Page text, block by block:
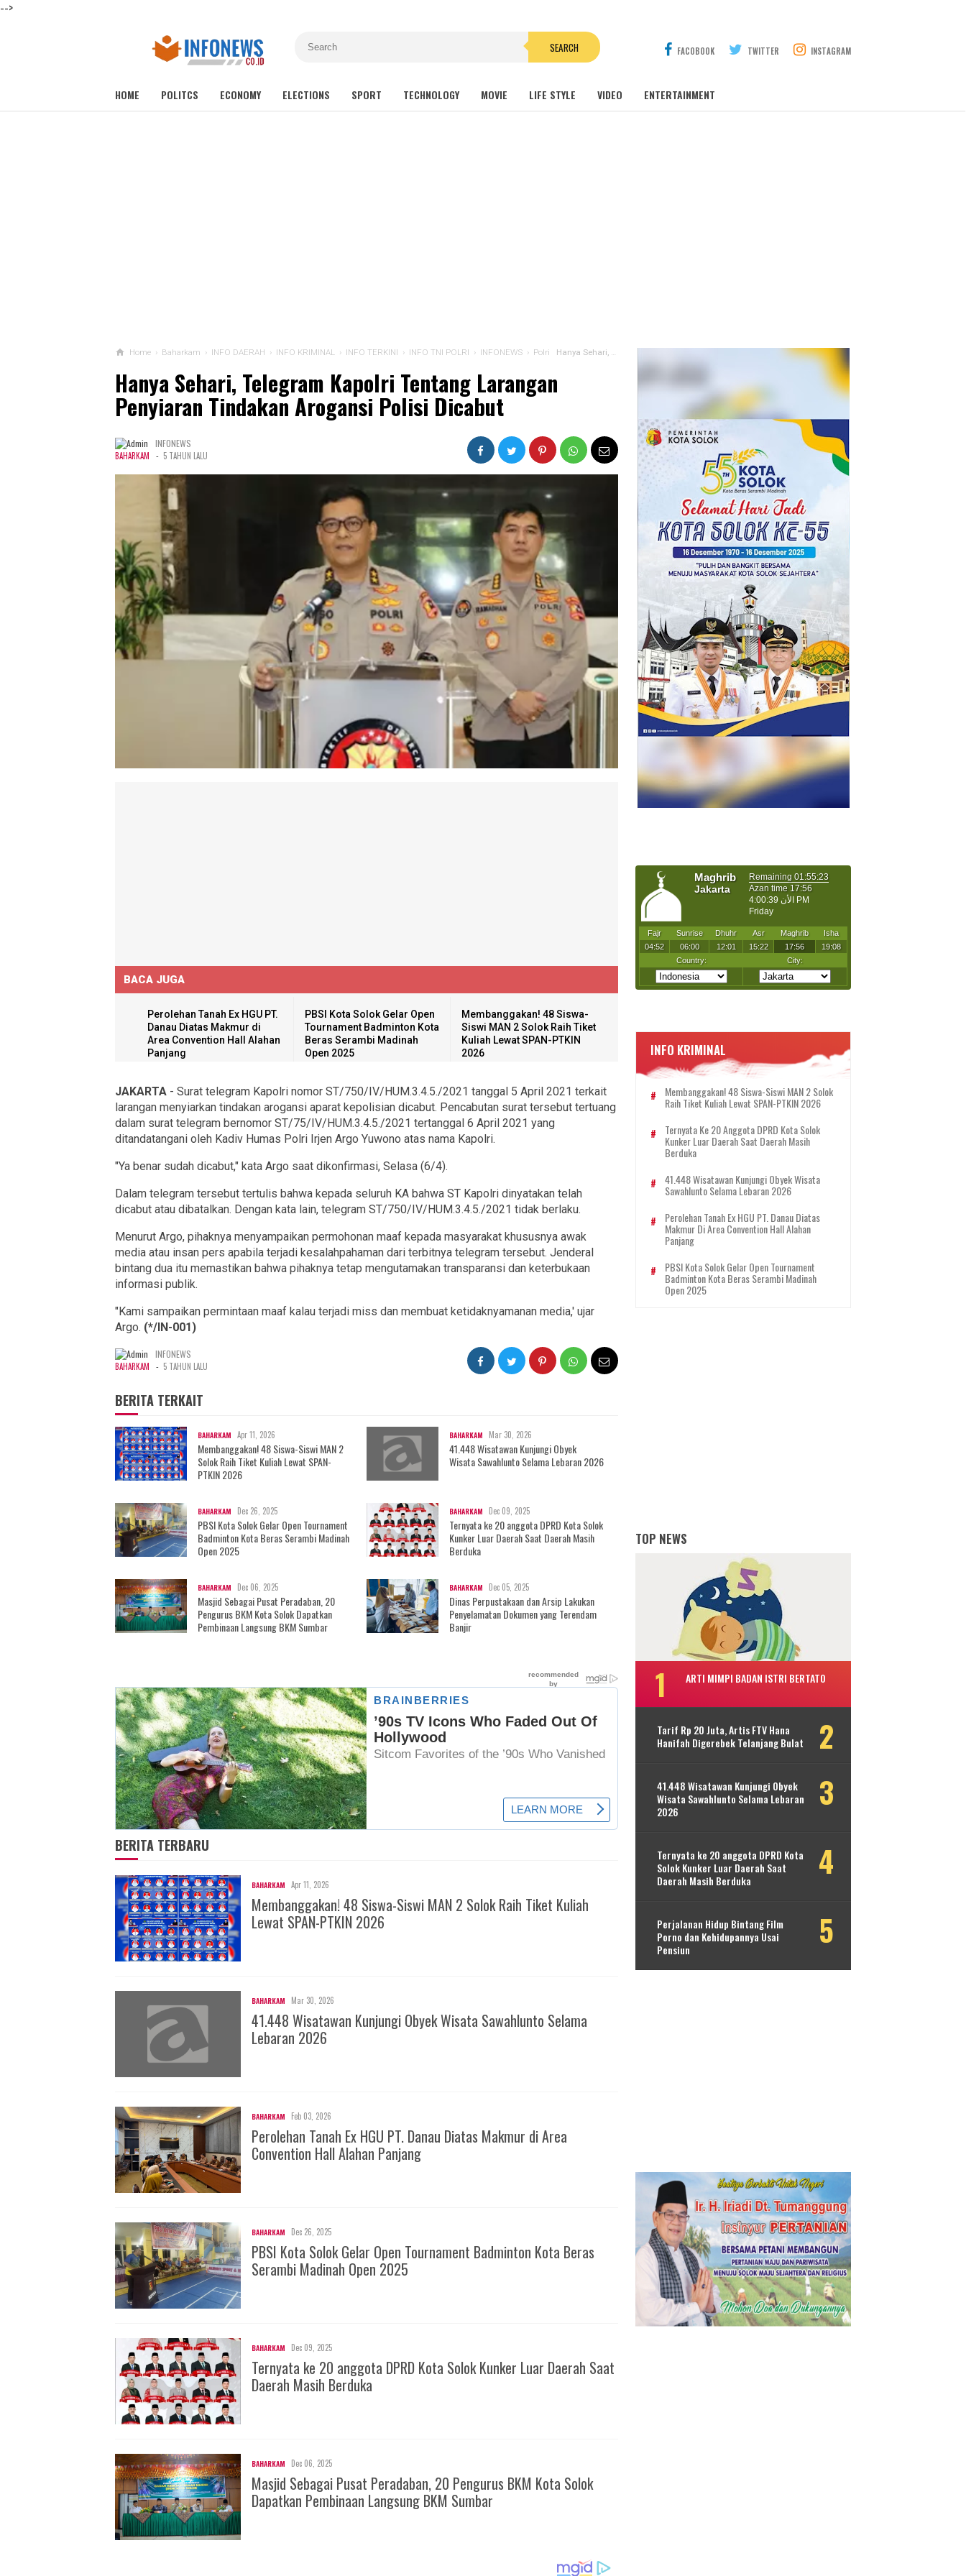
-->
SEARCH FACOBOOK TWITTER INSTAGRAM
HOME POLITCS ECONOMY ELECTIONS SPORT TECHNOLOGY MOVIE LIFE STYLE VIDEO ENTERTAINMENT
Home › Baharkam › INFO DAERAH › INFO KRIMINAL › INFO TERKINI › INFO TNI POLRI › INFONEWS › Polri Hanya Sehari, Telegram Kapolri Tentang Larangan Penyiaran Tindakan Arogansi Polisi Dicabut
Hanya Sehari, Telegram Kapolri Tentang Larangan
Penyiaran Tindakan Arogansi Polisi Dicabut
INFONEWS
BAHARKAM - 5 TAHUN LALU
BACA JUGA
Perolehan Tanah Ex HGU PT.
Danau Diatas Makmur di
Area Convention Hall Alahan
Panjang
PBSI Kota Solok Gelar Open
Tournament Badminton Kota
Beras Serambi Madinah
Open 2025
Membanggakan! 48 Siswa-
Siswi MAN 2 Solok Raih Tiket
Kuliah Lewat SPAN-PTKIN
2026
JAKARTA - Surat telegram Kapolri nomor ST/750/IV/HUM.3.4.5./2021 tanggal 5 April 2021 terkait
larangan menyiarkan tindakan arogansi aparat kepolisian dicabut. Pencabutan surat tersebut tertuang
dalam surat telegram bernomor ST/75/IV/HUM.3.4.5./2021 tertanggal 6 April 2021 yang
ditandatangani oleh Kadiv Humas Polri Irjen Argo Yuwono atas nama Kapolri.
"Ya benar sudah dicabut," kata Argo saat dikonfirmasi, Selasa (6/4).
Dalam telegram tersebut tertulis bahwa kepada seluruh KA bahwa ST Kapolri dinyatakan telah
dicabut atau dibatalkan. Dengan kata lain, telegram ST/750/IV/HUM.3.4.5./2021 tidak berlaku.
Menurut Argo, pihaknya menyampaikan permohonan maaf kepada masyarakat khususnya awak
media atau insan pers apabila terjadi kesalahpahaman dari terbitnya telegram tersebut. Jenderal
bintang dua itu memastikan bahwa pihaknya tetap mengutamakan transparansi dan keterbukaan
informasi publik.
"Kami sampaikan permintaan maaf kalau terjadi miss dan membuat ketidaknyamanan media,' ujar
Argo. (*/IN-001)
INFONEWS
BAHARKAM - 5 TAHUN LALU
BERITA TERKAIT
BAHARKAM Apr 11, 2026
Membanggakan! 48 Siswa-Siswi MAN 2
Solok Raih Tiket Kuliah Lewat SPAN-
PTKIN 2026
BAHARKAM Mar 30, 2026
41.448 Wisatawan Kunjungi Obyek
Wisata Sawahlunto Selama Lebaran 2026
BAHARKAM Dec 26, 2025
PBSI Kota Solok Gelar Open Tournament
Badminton Kota Beras Serambi Madinah
Open 2025
BAHARKAM Dec 09, 2025
Ternyata ke 20 anggota DPRD Kota Solok
Kunker Luar Daerah Saat Daerah Masih
Berduka
BAHARKAM Dec 06, 2025
Masjid Sebagai Pusat Peradaban, 20
Pengurus BKM Kota Solok Dapatkan
Pembinaan Langsung BKM Sumbar
BAHARKAM Dec 05, 2025
Dinas Perpustakaan dan Arsip Lakukan
Penyelamatan Dokumen yang Terendam
Banjir
BERITA TERBARU
BAHARKAM Apr 11, 2026
Membanggakan! 48 Siswa-Siswi MAN 2 Solok Raih Tiket Kuliah
Lewat SPAN-PTKIN 2026
BAHARKAM Mar 30, 2026
41.448 Wisatawan Kunjungi Obyek Wisata Sawahlunto Selama
Lebaran 2026
BAHARKAM Feb 03, 2026
Perolehan Tanah Ex HGU PT. Danau Diatas Makmur di Area
Convention Hall Alahan Panjang
BAHARKAM Dec 26, 2025
PBSI Kota Solok Gelar Open Tournament Badminton Kota Beras
Serambi Madinah Open 2025
BAHARKAM Dec 09, 2025
Ternyata ke 20 anggota DPRD Kota Solok Kunker Luar Daerah Saat
Daerah Masih Berduka
BAHARKAM Dec 06, 2025
Masjid Sebagai Pusat Peradaban, 20 Pengurus BKM Kota Solok
Dapatkan Pembinaan Langsung BKM Sumbar
INFO KRIMINAL
Membanggakan! 48 Siswa-Siswi MAN 2 Solok
Raih Tiket Kuliah Lewat SPAN-PTKIN 2026
Ternyata Ke 20 Anggota DPRD Kota Solok
Kunker Luar Daerah Saat Daerah Masih
Berduka
41.448 Wisatawan Kunjungi Obyek Wisata
Sawahlunto Selama Lebaran 2026
Perolehan Tanah Ex HGU PT. Danau Diatas
Makmur Di Area Convention Hall Alahan
Panjang
PBSI Kota Solok Gelar Open Tournament
Badminton Kota Beras Serambi Madinah
Open 2025
TOP NEWS
ARTI MIMPI BADAN ISTRI BERTATO
Tarif Rp 20 Juta, Artis FTV Hana
Hanifah Digerebek Telanjang Bulat
41.448 Wisatawan Kunjungi Obyek
Wisata Sawahlunto Selama Lebaran
2026
Ternyata ke 20 anggota DPRD Kota
Solok Kunker Luar Daerah Saat
Daerah Masih Berduka
Perjalanan Hidup Bintang Film
Porno dan Kehidupannya Usai
Pensiun